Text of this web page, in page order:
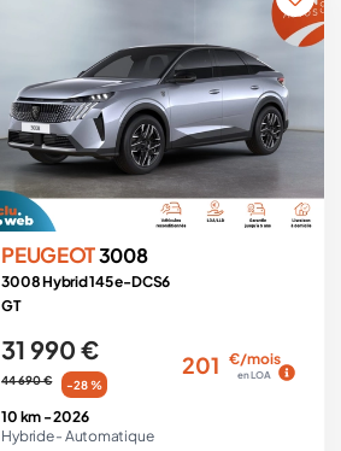
PEUGEOT3008
3008 Hybrid 145 e-DCS6
GT
31 990 €
44 690 € -28 %
201 €/mois
en LOA
10 km -2026
Hybride - Automatique